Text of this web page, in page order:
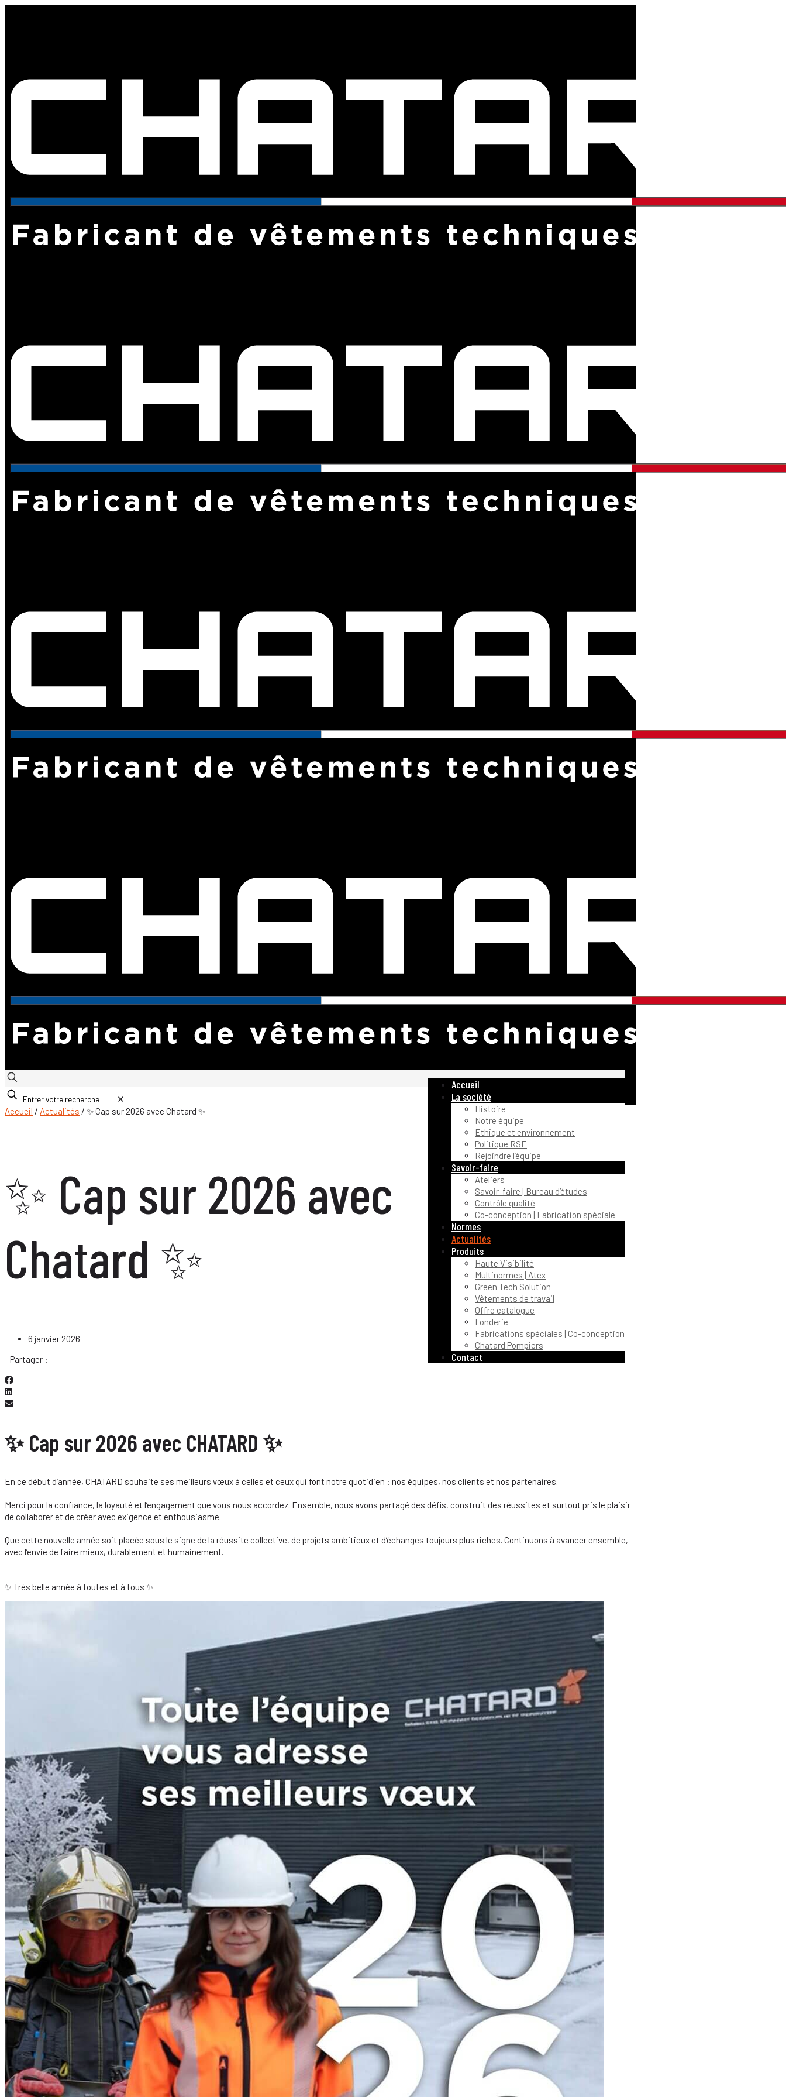
Accueil
La société
Histoire
Notre équipe
Ethique et environnement
Politique RSE
Rejoindre l’équipe
Savoir-faire
Ateliers
Savoir-faire | Bureau d’études
Contrôle qualité
Co-conception | Fabrication spéciale
Normes
Actualités
Produits
Haute Visibilité
Multinormes | Atex
Green Tech Solution
Vêtements de travail
Offre catalogue
Fonderie
Fabrications spéciales | Co-conception
Chatard Pompiers
Contact
✕
Accueil / Actualités / ✨ Cap sur 2026 avec Chatard ✨
✨ Cap sur 2026 avec
Chatard ✨
6 janvier 2026
- Partager :
✨ Cap sur 2026 avec CHATARD ✨
En ce début d’année, CHATARD souhaite ses meilleurs vœux à celles et ceux qui font notre quotidien : nos équipes, nos clients et nos partenaires.
Merci pour la confiance, la loyauté et l’engagement que vous nous accordez. Ensemble, nous avons partagé des défis, construit des réussites et surtout pris le plaisir
de collaborer et de créer avec exigence et enthousiasme.
Que cette nouvelle année soit placée sous le signe de la réussite collective, de projets ambitieux et d’échanges toujours plus riches. Continuons à avancer ensemble,
avec l’envie de faire mieux, durablement et humainement.
✨ Très belle année à toutes et à tous ✨